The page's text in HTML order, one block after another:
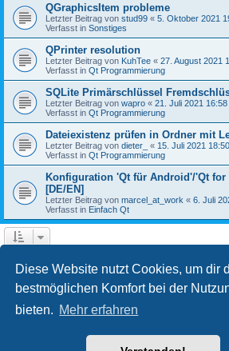
Diese Website nutzt Cookies, um dir
bestmöglichen Komfort bei der
bieten. Mehr erfahren
QGraphicsItem probleme
Letzter Beitrag von stud99 « 5. Oktober 2021
Verfasst in Sonstiges
QPrinter resolution
Letzter Beitrag von KuhTee « 27. August 2021
Verfasst in Qt Programmierung
SQLite Primärschlüssel
Letzter Beitrag von wapro « 21. Juli 2021 16:58
Verfasst in Qt Programmierung
Dateiexistenz prüfen in Ordner mit
Letzter Beitrag von dieter_ « 15. Juli 2021 18:50
Verfasst in Qt Programmierung
Konfiguration 'Qt für Android'/'Qt
[DE/EN]
Letzter Beitrag von marcel_at_work « 6. Juli
Verfasst in Einfach Qt